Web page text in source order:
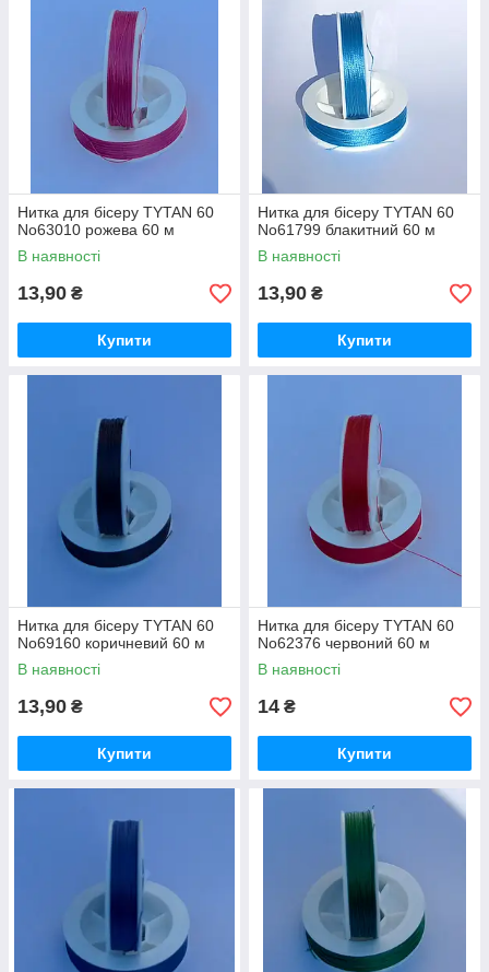
Нитка для бісеру TYTAN 60
No63010 рожева 60 м
В наявності
13,90 ₴
Купити
Нитка для бісеру TYTAN 60
No61799 блакитний 60 м
В наявності
13,90 ₴
Купити
Нитка для бісеру TYTAN 60
No69160 коричневий 60 м
В наявності
13,90 ₴
Купити
Нитка для бісеру TYTAN 60
No62376 червоний 60 м
В наявності
14 ₴
Купити